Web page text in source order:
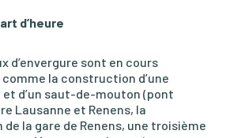
d’heure
d’envergure sont en cours
comme la construction d’une
d’un saut-de-mouton (pont
Lausanne et Renens, la
la gare de Renens, une troisième